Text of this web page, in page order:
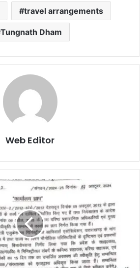
travel arrangements
Tungnath Dham
Web Editor